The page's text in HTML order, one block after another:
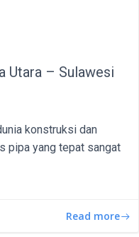
Utara – Sulawesi
konstruksi dan
pipa yang tepat sangat
Read more